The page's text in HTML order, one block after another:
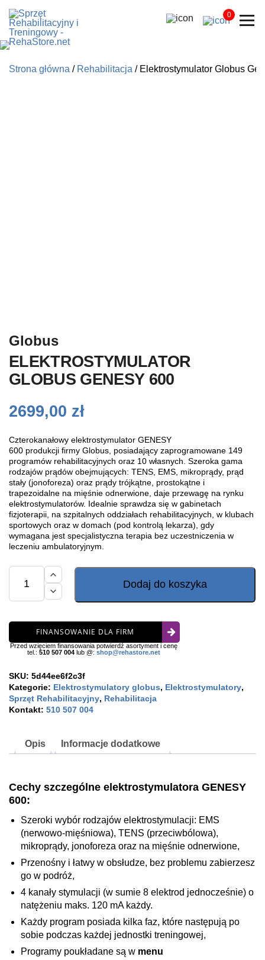
0
Strona główna / Rehabilitacja / Elektrostymulator Globus
Globus
ELEKTROSTYMULATOR
GLOBUS GENESY 600
2699,00 zł
Czterokanałowy elektrostymulator GENESY
600 produkcji firmy Globus, posiadający zaprogramowane 149
programów rehabilitacyjnych oraz 10 własnych. Szeroka gama
rodzajów prądów obejmujących: TENS, EMS, mikroprądy, prąd
stały (jonoforeza) oraz prądy trójkątne, prostokątne i
trapezoidalne na mięśnie odnerwione, daje przewagę na rynku
elektrostymulatorów. Idealnie sprawdza się w gabinetach
fizjoterapii, na szpitalnych oddziałach rehabilitacyjnych, w klubach
sportowych oraz w domach (pod kontrolą lekarza), gdy
wymagana jest specjalistyczna terapia bez uczestniczenia w
leczeniu ambulatoryjnym.
ilość
Elektrostymulator
Globus
Genesy
Dodaj do koszyka
FINANSOWANIE DLA FIRM
Przed wzięciem finansowania potwierdź asortyment i cenę
tel.: 510 507 004 lub @: shop@rehastore.net
SKU: 5d44ee6f2c3f
Kategorie: Elektrostymulatory globus, Elektrostymulatory,
Sprzęt Rehabilitacyjny, Rehabilitacja
Kontakt: 510 507 004
Opis Informacje dodatkowe
Cechy szczególne elektrostymulatora GENESY
600:
Szeroki wybór rodzajów elektrostymulacji: EMS
(nerwowo-mięśniowa), TENS (przeciwbólowa),
mikroprądy, jonoforeza oraz na mięśnie odnerwione,
Przenośny i łatwy w obsłudze, bez problemu zabierzesz
go w podróż,
4 kanały stymulacji (w sumie 8 elektrod jednocześnie) o
natężeniu maks. 120 mA każdy.
Każdy program posiada kilka faz, które następują po
sobie podczas każdej jednostki treningowej,
Programy poukładane są w menu